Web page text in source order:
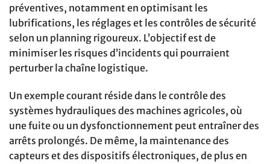
préventives, notamment en optimisant les
lubrifications, les réglages et les contrôles de sécurité
selon un planning rigoureux. L’objectif est de
minimiser les risques d’incidents qui pourraient
perturber la chaîne logistique.
Un exemple courant réside dans le contrôle des
systèmes hydrauliques des machines agricoles, où
une fuite ou un dysfonctionnement peut entraîner des
arrêts prolongés. De même, la maintenance des
capteurs et des dispositifs électroniques, de plus en